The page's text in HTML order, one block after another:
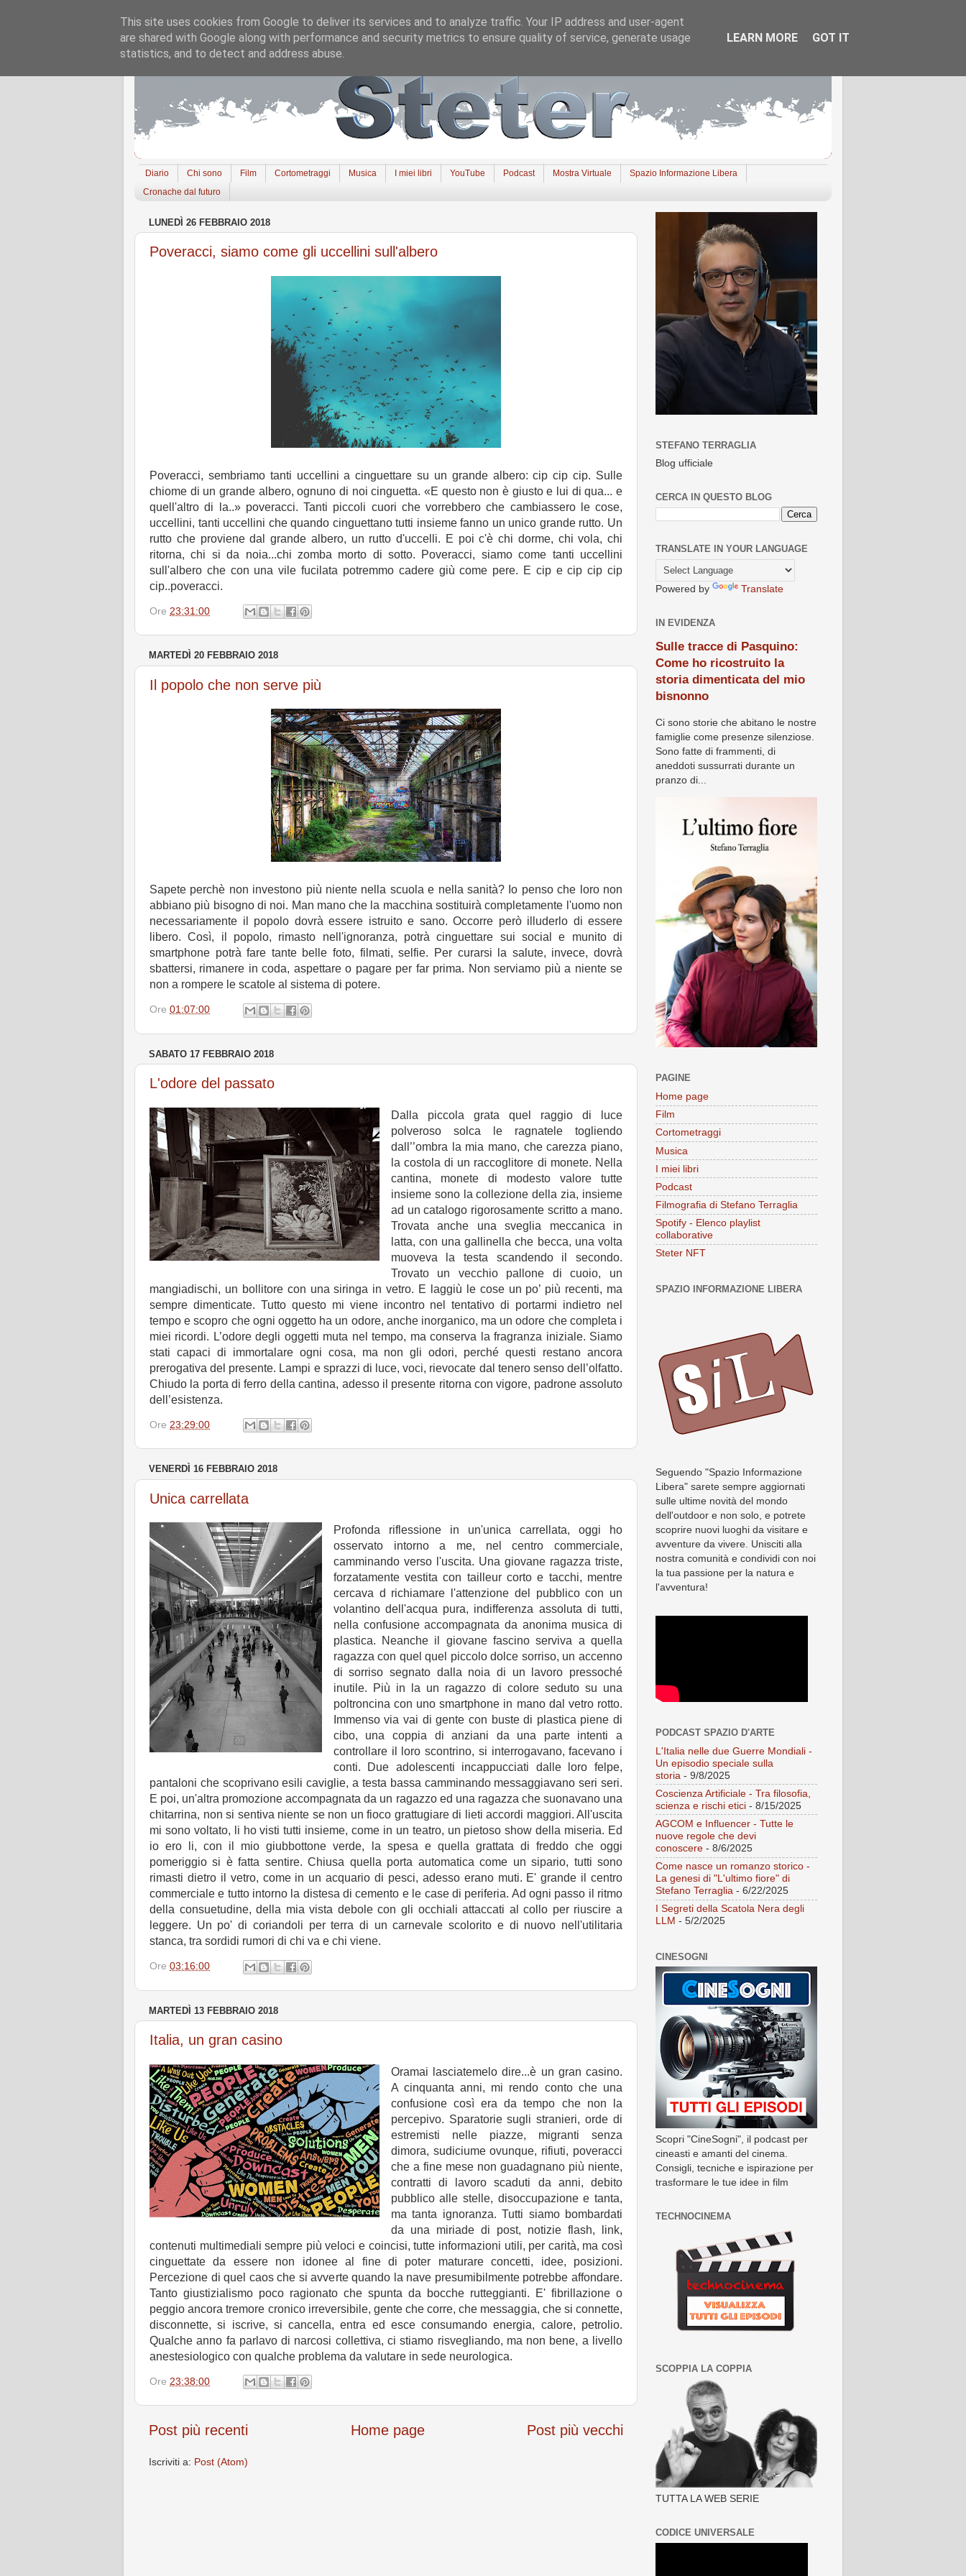
Diario Chi sono Film Cortometraggi Musica I miei libri YouTube Podcast Mostra Virtuale
Spazio Informazione Libera
Cronache dal futuro
LUNEDÌ 26 FEBBRAIO 2018
Poveracci, siamo come gli uccellini sull'albero
Poveracci, sembriamo tanti uccellini a cinguettare su un grande albero: cip cip cip. Sulle
chiome di un grande albero, ognuno di noi cinguetta. «E questo non è giusto e lui di qua... e
quell'altro di la..» poveracci. Tanti piccoli cuori che vorrebbero che cambiassero le cose,
uccellini, tanti uccellini che quando cinguettano tutti insieme fanno un unico grande rutto. Un
rutto che proviene dal grande albero, un rutto d'uccelli. E poi c'è chi dorme, chi vola, chi
ritorna, chi si da noia...chi zomba morto di sotto. Poveracci, siamo come tanti uccellini
sull'albero che con una vile fucilata potremmo cadere giù come pere. E cip e cip cip cip
cip..poveracci.
Ore 23:31:00
MARTEDÌ 20 FEBBRAIO 2018
Il popolo che non serve più
Sapete perchè non investono più niente nella scuola e nella sanità? Io penso che loro non
abbiano più bisogno di noi. Man mano che la macchina sostituirà completamente l'uomo non
necessariamente il popolo dovrà essere istruito e sano. Occorre però illuderlo di essere
libero. Così, il popolo, rimasto nell'ignoranza, potrà cinguettare sui social e munito di
smartphone potrà fare tante belle foto, filmati, selfie. Per curarsi la salute, invece, dovrà
sbattersi, rimanere in coda, aspettare o pagare per far prima. Non serviamo più a niente se
non a rompere le scatole al sistema di potere.
Ore 01:07:00
SABATO 17 FEBBRAIO 2018
L'odore del passato
Dalla piccola grata quel raggio di luce
polveroso solca le ragnatele togliendo
dall’’ombra la mia mano, che carezza piano,
la costola di un raccoglitore di monete. Nella
cantina, monete di modesto valore tutte
insieme sono la collezione della zia, insieme
ad un catalogo rigorosamente scritto a mano.
Trovata anche una sveglia meccanica in
latta, con una gallinella che becca, una volta
muoveva la testa scandendo il secondo.
Trovato un vecchio pallone di cuoio, un
mangiadischi, un bollitore con una siringa in vetro. E laggiù le cose un po’ più recenti, ma
sempre dimenticate. Tutto questo mi viene incontro nel tentativo di portarmi indietro nel
tempo e scopro che ogni oggetto ha un odore, anche inorganico, ma un odore che completa i
miei ricordi. L’odore degli oggetti muta nel tempo, ma conserva la fragranza iniziale. Siamo
stati capaci di immortalare ogni cosa, ma non gli odori, perché questi restano ancora
prerogativa del presente. Lampi e sprazzi di luce, voci, rievocate dal tenero senso dell’olfatto.
Chiudo la porta di ferro della cantina, adesso il presente ritorna con vigore, padrone assoluto
dell’esistenza.
Ore 23:29:00
VENERDÌ 16 FEBBRAIO 2018
Unica carrellata
Profonda riflessione in un'unica carrellata, oggi ho
osservato intorno a me, nel centro commerciale,
camminando verso l'uscita. Una giovane ragazza triste,
forzatamente vestita con tailleur corto e tacchi, mentre
cercava d richiamare l'attenzione del pubblico con un
volantino dell'acqua pura, indifferenza assoluta di tutti,
nella confusione accompagnata da anonima musica di
plastica. Neanche il giovane fascino serviva a quella
ragazza con quel quel piccolo dolce sorriso, un accenno
di sorriso segnato dalla noia di un lavoro pressoché
inutile. Più in la un ragazzo di colore seduto su una
poltroncina con uno smartphone in mano dal vetro rotto.
Immenso via vai di gente con buste di plastica piene di
cibo, una coppia di anziani da una parte intenti a
controllare il loro scontrino, si interrogavano, facevano i
conti. Due adolescenti incappucciati dalle loro felpe,
pantaloni che scoprivano esili caviglie, a testa bassa camminando messaggiavano seri seri.
E poi, un'altra promozione accompagnata da un ragazzo ed una ragazza che suonavano una
chitarrina, non si sentiva niente se non un fioco grattugiare di lieti accordi maggiori. All'uscita
mi sono voltato, li ho visti tutti insieme, come in un teatro, un pietoso show della miseria. Ed
io ero li, con il mio giubbottone verde, la spesa e quella grattata di freddo che oggi
pomeriggio si è fatta sentire. Chiusa quella porta automatica come un sipario, tutti sono
rimasti dietro il vetro, come in un acquario di pesci, adesso erano muti. E' grande il centro
commerciale e tutto intorno la distesa di cemento e le case di periferia. Ad ogni passo il ritmo
della consuetudine, della mia vista debole con gli occhiali attaccati al collo per riuscire a
leggere. Un po' di coriandoli per terra di un carnevale scolorito e di nuovo nell'utilitaria
stanca, tra sordidi rumori di chi va e chi viene.
Ore 03:16:00
MARTEDÌ 13 FEBBRAIO 2018
Italia, un gran casino
Oramai lasciatemelo dire...è un gran casino.
A cinquanta anni, mi rendo conto che una
confusione così era da tempo che non la
percepivo. Sparatorie sugli stranieri, orde di
estremisti nelle piazze, migranti senza
dimora, sudiciume ovunque, rifiuti, poveracci
che a fine mese non guadagnano più niente,
contratti di lavoro scaduti da anni, debito
pubblico alle stelle, disoccupazione e tanta,
ma tanta ignoranza. Tutti siamo bombardati
da una miriade di post, notizie flash, link,
contenuti multimediali sempre più veloci e coincisi, tutte informazioni utili, per carità, ma così
cinguettate da essere non idonee al fine di poter maturare concetti, idee, posizioni.
Percezione di quel caos che si avverte quando la nave presumibilmente potrebbe affondare.
Tanto giustizialismo poco ragionato che spunta da bocche rutteggianti. E' fibrillazione o
peggio ancora tremore cronico irreversibile, gente che corre, che messaggia, che si connette,
disconnette, si iscrive, si cancella, entra ed esce consumando energia, calore, petrolio.
Qualche anno fa parlavo di narcosi collettiva, ci stiamo risvegliando, ma non bene, a livello
anestesiologico con qualche problema da valutare in sede neurologica.
Ore 23:38:00
Post più recenti Post più vecchi
Home page
Iscriviti a: Post (Atom)
STEFANO TERRAGLIA
Blog ufficiale
CERCA IN QUESTO BLOG
TRANSLATE IN YOUR LANGUAGE
Powered by Translate
IN EVIDENZA
Sulle tracce di Pasquino:
Come ho ricostruito la
storia dimenticata del mio
bisnonno
Ci sono storie che abitano le nostre
famiglie come presenze silenziose.
Sono fatte di frammenti, di
aneddoti sussurrati durante un
pranzo di...
PAGINE
Home page
Film
Cortometraggi
Musica
I miei libri
Podcast
Filmografia di Stefano Terraglia
Spotify - Elenco playlist
collaborative
Steter NFT
SPAZIO INFORMAZIONE LIBERA
Seguendo "Spazio Informazione
Libera" sarete sempre aggiornati
sulle ultime novità del mondo
dell'outdoor e non solo, e potrete
scoprire nuovi luoghi da visitare e
avventure da vivere. Unisciti alla
nostra comunità e condividi con noi
la tua passione per la natura e
l'avventura!
PODCAST SPAZIO D'ARTE
L'Italia nelle due Guerre Mondiali -
Un episodio speciale sulla
storia - 9/8/2025
Coscienza Artificiale - Tra filosofia,
scienza e rischi etici - 8/15/2025
AGCOM e Influencer - Tutte le
nuove regole che devi
conoscere - 8/6/2025
Come nasce un romanzo storico -
La genesi di "L'ultimo fiore" di
Stefano Terraglia - 6/22/2025
I Segreti della Scatola Nera degli
LLM - 5/2/2025
CINESOGNI
Scopri "CineSogni", il podcast per
cineasti e amanti del cinema.
Consigli, tecniche e ispirazione per
trasformare le tue idee in film
TECHNOCINEMA
SCOPPIA LA COPPIA
TUTTA LA WEB SERIE
CODICE UNIVERSALE
This site uses cookies from Google to deliver its services and to analyze traffic. Your IP address and user-agent
are shared with Google along with performance and security metrics to ensure quality of service, generate usage
statistics, and to detect and address abuse.
LEARN MORE GOT IT